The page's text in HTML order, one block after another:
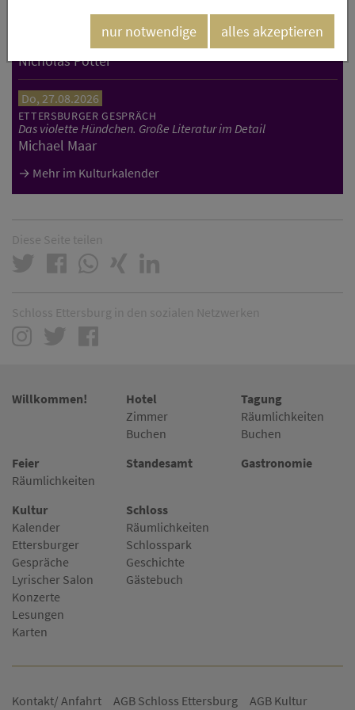
Do, 20.08.2026
ETTERSBURGER GESPRÄCH
Nicholas Potter
Do, 27.08.2026
ETTERSBURGER GESPRÄCH
Das violette Hündchen. Große Literatur im Detail
Michael Maar
Mehr im Kulturkalender
Diese Seite teilen
Schloss Ettersburg in den sozialen Netzwerken
Willkommen!
Hotel
Zimmer
Buchen
Tagung
Räumlichkeiten
Buchen
Feier
Räumlichkeiten
Standesamt Gastronomie
Kultur
Kalender
Ettersburger
Gespräche
Lyrischer Salon
Konzerte
Lesungen
Karten
Schloss
Räumlichkeiten
Schlosspark
Geschichte
Gästebuch
Kontakt/ Anfahrt AGB Schloss Ettersburg AGB Kultur
nur notwendige alles akzeptieren